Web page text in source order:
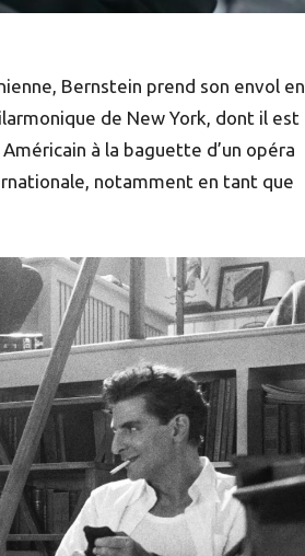
Bernstein prend son envol en
de New York, dont il est
à la baguette d’un opéra
notamment en tant que